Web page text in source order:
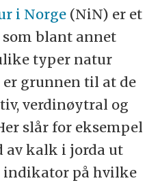
i Norge (NiN) er et
blant annet
typer natur
er grunnen til at de
verdinøytral og
slår for eksempel
kalk i jorda ut
på hvilke